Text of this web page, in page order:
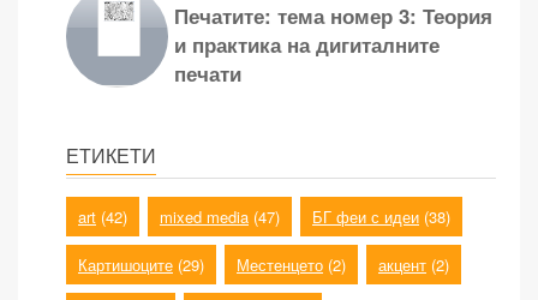
Печатите: тема номер 3: Теория
и практика на дигиталните
печати
ЕТИКЕТИ
art (42) mixed media (47) БГ феи с идеи (38)
Картишоците (29) Местенцето (2) акцент (2)